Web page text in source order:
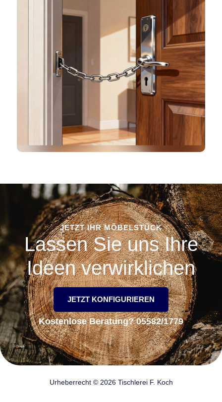
JETZT IHR MÖBELSTÜCK
Lassen Sie uns Ihre
Ideen verwirklichen
JETZT KONFIGURIEREN
Kostenlose Beratung? 05582/1779
Urheberrecht © 2026 Tischlerei F. Koch